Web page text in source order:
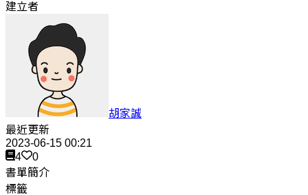
建立者
胡家誠
最近更新
2023-06-15 00:21
4
0
書單簡介
標籤